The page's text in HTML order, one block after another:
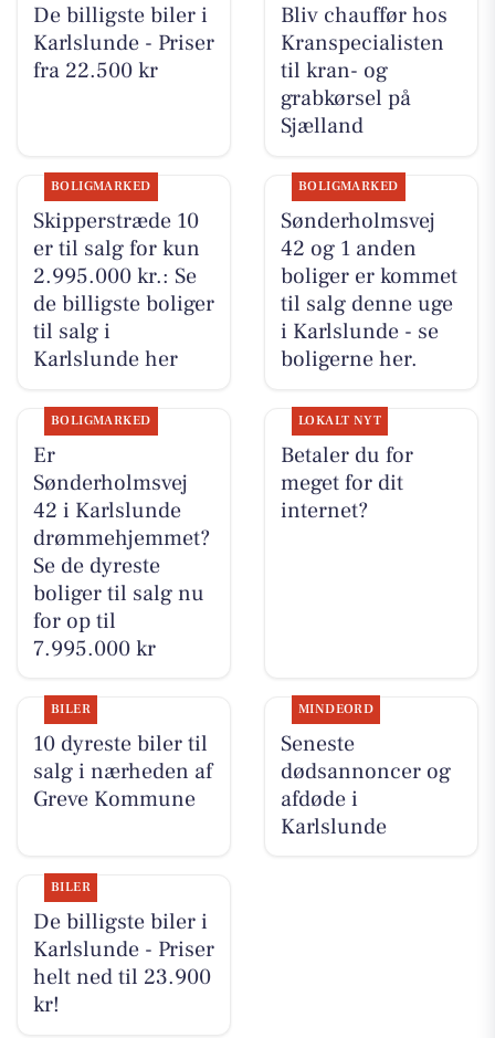
De billigste biler i
Karlslunde - Priser
fra 22.500 kr
Bliv chauffør hos
Kranspecialisten
til kran- og
grabkørsel på
Sjælland
BOLIGMARKED
Skipperstræde 10
er til salg for kun
2.995.000 kr.: Se
de billigste boliger
til salg i
Karlslunde her
BOLIGMARKED
Sønderholmsvej
42 og 1 anden
boliger er kommet
til salg denne uge
i Karlslunde - se
boligerne her.
BOLIGMARKED
Er
Sønderholmsvej
42 i Karlslunde
drømmehjemmet?
Se de dyreste
boliger til salg nu
for op til
7.995.000 kr
LOKALT NYT
Betaler du for
meget for dit
internet?
BILER
10 dyreste biler til
salg i nærheden af
Greve Kommune
MINDEORD
Seneste
dødsannoncer og
afdøde i
Karlslunde
BILER
De billigste biler i
Karlslunde - Priser
helt ned til 23.900
kr!